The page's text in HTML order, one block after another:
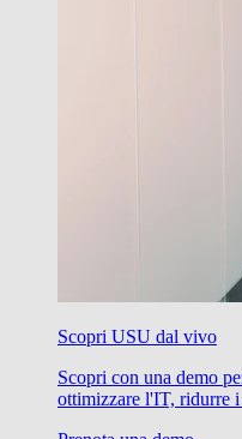
Scopri USU dal vivo
Scopri con una demo
ottimizzare l'IT, ridurre